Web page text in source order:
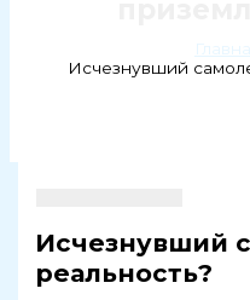
Исчезнувший
Исчезнувший
реальность?